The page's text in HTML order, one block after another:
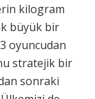
kilogram
büyük bir
oyuncudan
stratejik bir
sonraki